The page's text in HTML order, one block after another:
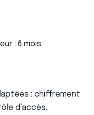
: 6 mois
: chiffrement
d’accès,